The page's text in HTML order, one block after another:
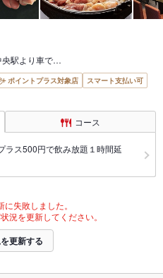
央駅より車で…
ポイントプラス対象店
スマート支払い可
コース
ラス500円で飲み放題１時間延
失敗しました。
況を更新してください。
更新する